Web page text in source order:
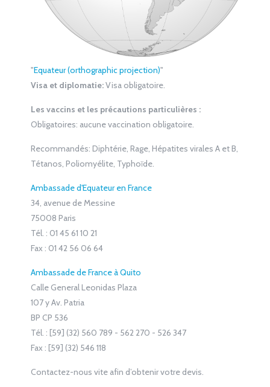
"Equateur (orthographic projection)"
Visa et diplomatie:Visa obligatoire.
Les vaccins et les précautions particulières :
Obligatoires: aucune vaccination obligatoire.
Recommandés: Diphtérie, Rage, Hépatites virales A et B,
Tétanos, Poliomyélite, Typhoïde.
Ambassade d'Equateur en France
34, avenue de Messine
75008 Paris
Tél. : 01 45 61 10 21
Fax : 01 42 56 06 64
Ambassade de France à Quito
Calle General Leonidas Plaza
107 y Av. Patria
BP CP 536
Tél. : [59] (32) 560 789 - 562 270 - 526 347
Fax : [59] (32) 546 118
Contactez-nous vite afin d’obtenir votre devis.